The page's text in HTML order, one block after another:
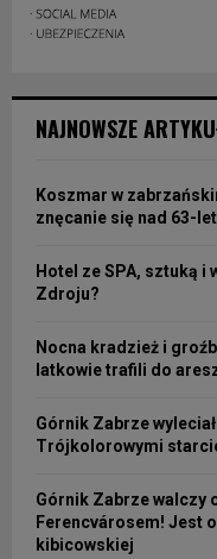
NAJNOWSZE
Koszmar w
znęcanie się nad 63-
Hotel ze SPA, sztuką i
Zdroju?
Nocna kradzież i
latkowie trafili do
Górnik Zabrze
Trójkolorowymi
Górnik Zabrze walczy
Ferencvárosem! Jest
kibicowskiej